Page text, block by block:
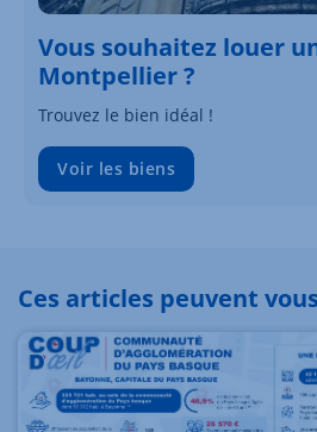
Vous souhaitez louer
Montpellier ?
Trouvez le bien idéal !
Voir les biens
Ces articles peuvent